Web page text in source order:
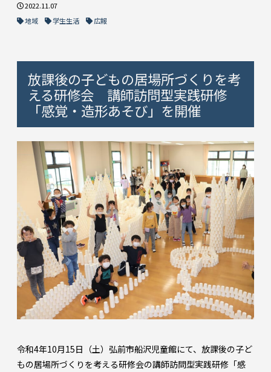
2022.11.07
地域
学生生活 広報
放課後の子どもの居場所づくりを考
える研修会 講師訪問型実践研修
「感覚・造形あそび」を開催
令和4年10月15日（土）弘前市船沢児童館にて、放課後の子ど
もの居場所づくりを考える研修会の講師訪問型実践研修「感